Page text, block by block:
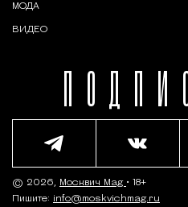
МОДА
ВИДЕО
© 2026, Москвич Mag • 18+
Пишите: info@moskvichmag.ru